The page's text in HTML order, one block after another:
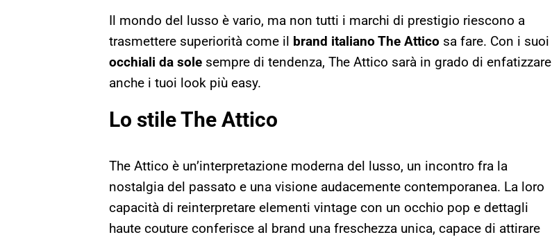
Il mondo del lusso è vario, ma non tutti i marchi di prestigio riescono a
trasmettere superiorità come il brand italiano The Attico sa fare. Con i suoi
occhiali da sole sempre di tendenza, The Attico sarà in grado di enfatizzare
anche i tuoi look più easy.
Lo stile The Attico
The Attico è un’interpretazione moderna del lusso, un incontro fra la
nostalgia del passato e una visione audacemente contemporanea. La loro
capacità di reinterpretare elementi vintage con un occhio pop e dettagli
haute couture conferisce al brand una freschezza unica, capace di attirare